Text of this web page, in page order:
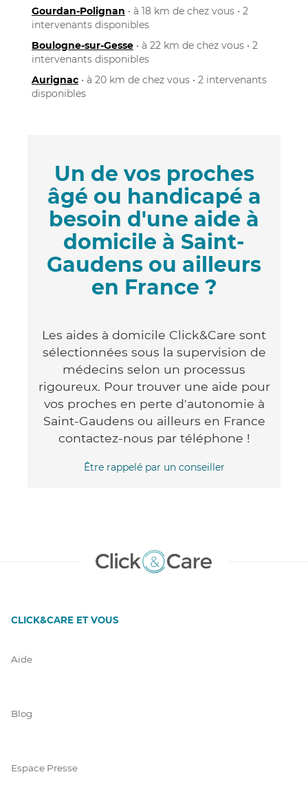
Gourdan-Polignan • à 18 km de chez vous • 2
intervenants disponibles
Boulogne-sur-Gesse • à 22 km de chez vous • 2
intervenants disponibles
Aurignac • à 20 km de chez vous • 2 intervenants
disponibles
Un de vos proches
âgé ou handicapé a
besoin d'une aide à
domicile à Saint-
Gaudens ou ailleurs
en France ?
Les aides à domicile Click&Care sont
sélectionnées sous la supervision de
médecins selon un processus
rigoureux. Pour trouver une aide pour
vos proches en perte d'autonomie à
Saint-Gaudens ou ailleurs en France
contactez-nous par téléphone !
Être rappelé par un conseiller
CLICK&CARE ET VOUS
Aide
Blog
Espace Presse